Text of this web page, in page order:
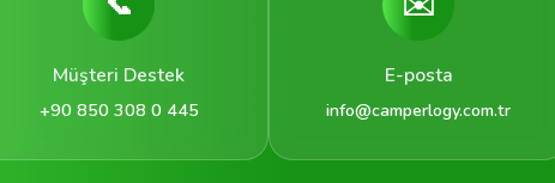
Müşteri Destek
+90 850 308 0 445
E-posta
info@camperlogy.com.tr